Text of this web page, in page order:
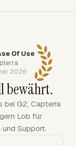
Of Use
2026
bewährt.
G2, Capterra
Lob für
Support.